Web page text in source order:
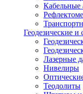
Кабельные
Геодезические
Лазерные
Нивелиры
Теодолиты